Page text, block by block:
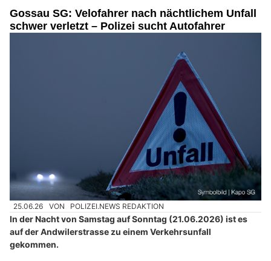
Gossau SG: Velofahrer nach nächtlichem Unfall
schwer verletzt – Polizei sucht Autofahrer
25.06.26 VON POLIZEI.NEWS REDAKTION
In der Nacht von Samstag auf Sonntag (21.06.2026) ist es
auf der Andwilerstrasse zu einem Verkehrsunfall
gekommen.